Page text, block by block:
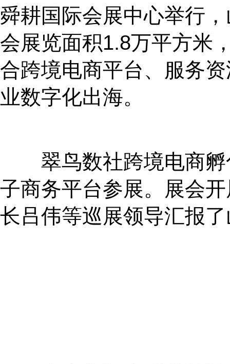
舜耕国际会展中心举行
会展览面积1.8万平方米
合跨境电商平台、服务
业数字化出海。
翠鸟数社跨境电商孵
子商务平台参展。展会
长吕伟等巡展领导汇报